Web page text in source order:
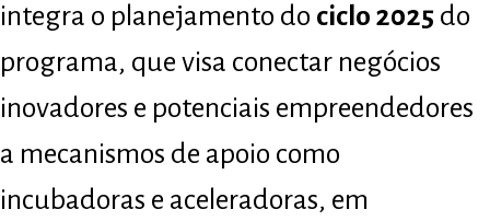
integra o planejamento do ciclo 2025 do
programa, que visa conectar negócios
inovadores e potenciais empreendedores
a mecanismos de apoio como
incubadoras e aceleradoras, em